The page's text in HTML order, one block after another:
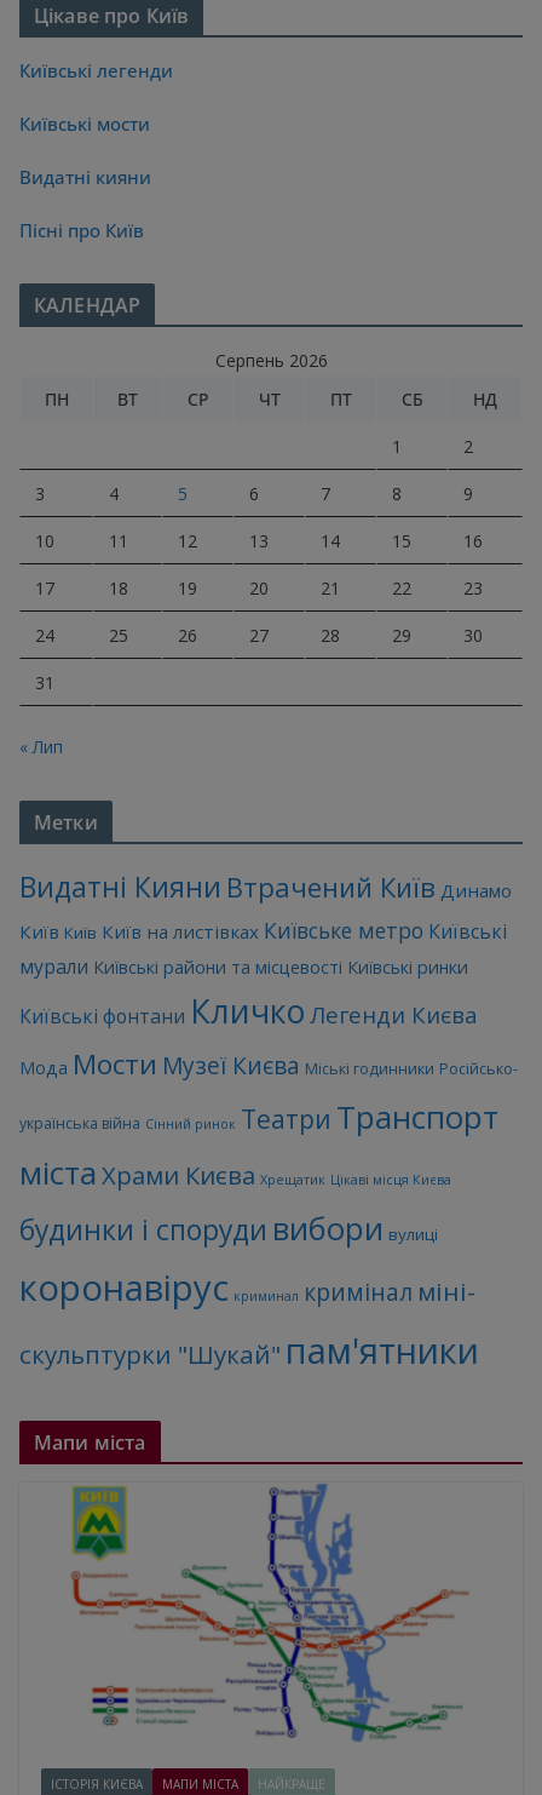
Цікаве про Київ
Київські легенди
Київські мости
Видатні кияни
Пісні про Київ
КАЛЕНДАР
Серпень 2026
ПН
ВТ СР ЧТ ПТ СБ НД
1 2
3 4 5 6 7 8 9
10 11 12 13 14 15 16
17 18 19 20 21 22 23
24 25 26 27 28 29 30
31
« Лип
Метки
Видатні Кияни Втрачений Київ Динамо
Київ Київ Київ на листівках Київське метро Київські
мурали Київські райони та місцевості Київські ринки
Київські фонтани Кличко Легенди Києва
Мода Мости Музеї Києва Міські годинники Російсько-
українська війна Сінний ринок Театри Транспорт
міста Храми Києва Хрещатик Цікаві місця Києва
будинки і споруди вибори вулиці
коронавірус криминал кримінал міні-
скульптурки "Шукай" пам'ятники
Мапи міста
ІСТОРІЯ КИЄВА МАПИ МІСТА НАЙКРАЩЕ